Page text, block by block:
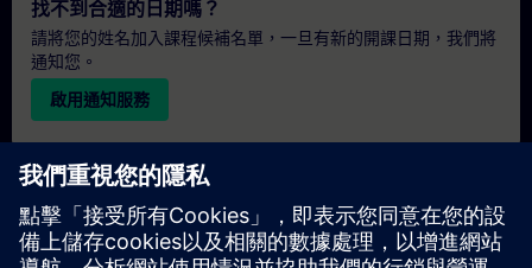
找不到合適的日期嗎？
請將您的姓名加入課程候補名單，一旦有新的開課日期，我們將
通知您。
啟用通知服務
個人化報價
若您需要此培訓課程的標準報價單（例如供採購部門使用），請
點擊下方連結。您需先提供一些個人資料，之後我們將透過電子